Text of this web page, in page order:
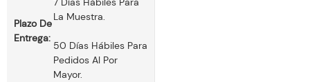
Plazo De
Entrega:
La Muestra.
50 Días Hábiles Para
Pedidos Al Por
Mayor.